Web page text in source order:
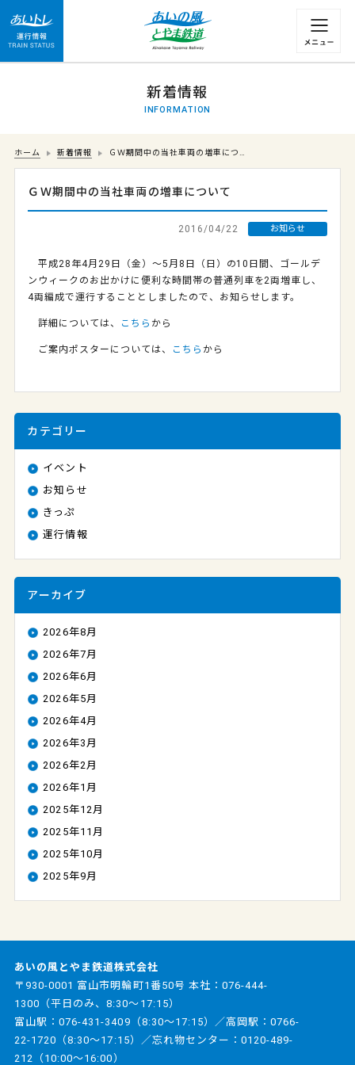
運行情報 列車の遅れ情報等についてはこちら
新着情報
INFORMATION
ホーム 新着情報 ＧＷ期間中の当社車両の増車につ…
ＧＷ期間中の当社車両の増車について
2016/04/22 お知らせ
平成28年4月29日（金）～5月8日（日）の10日間、ゴールデ
ンウィークのお出かけに便利な時間帯の普通列車を2両増車し、
4両編成で運行することとしましたので、お知らせします。
詳細については、 こちら から
ご案内ポスターについては、 こちら から
カテゴリー
イベント
お知らせ
きっぷ
運行情報
アーカイブ
2026年8月
2026年7月
2026年6月
2026年5月
2026年4月
2026年3月
2026年2月
2026年1月
2025年12月
2025年11月
2025年10月
2025年9月
あいの風とやま鉄道株式会社
〒930-0001 富山市明輪町1番50号 本社： 076-444-
1300 （平日のみ、8:30～17:15）
富山駅：076-431-3409 （8:30～17:15）／高岡駅：0766-
22-1720 （8:30～17:15）／忘れ物センター：0120-489-
212 （10:00～16:00）